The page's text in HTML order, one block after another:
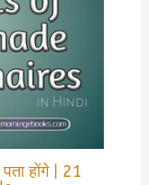
होंगे | 21